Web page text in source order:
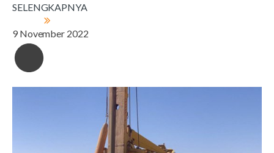
SELENGKAPNYA
9 November 2022